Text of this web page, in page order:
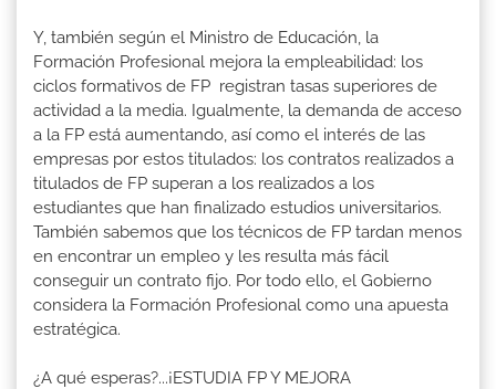
Y, también según el Ministro de Educación, la
Formación Profesional mejora la empleabilidad: los
ciclos formativos de FP registran tasas superiores de
actividad a la media. Igualmente, la demanda de acceso
a la FP está aumentando, así como el interés de las
empresas por estos titulados: los contratos realizados a
titulados de FP superan a los realizados a los
estudiantes que han finalizado estudios universitarios.
También sabemos que los técnicos de FP tardan menos
en encontrar un empleo y les resulta más fácil
conseguir un contrato fijo. Por todo ello, el Gobierno
considera la Formación Profesional como una apuesta
estratégica.
¿A qué esperas?...¡ESTUDIA FP Y MEJORA